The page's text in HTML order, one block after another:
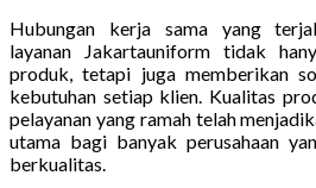
Hubungan kerja sama yang
layanan Jakartauniform tidak
produk, tetapi juga memberikan
kebutuhan setiap klien. Kualitas
pelayanan yang ramah telah
utama bagi banyak perusahaan
berkualitas.